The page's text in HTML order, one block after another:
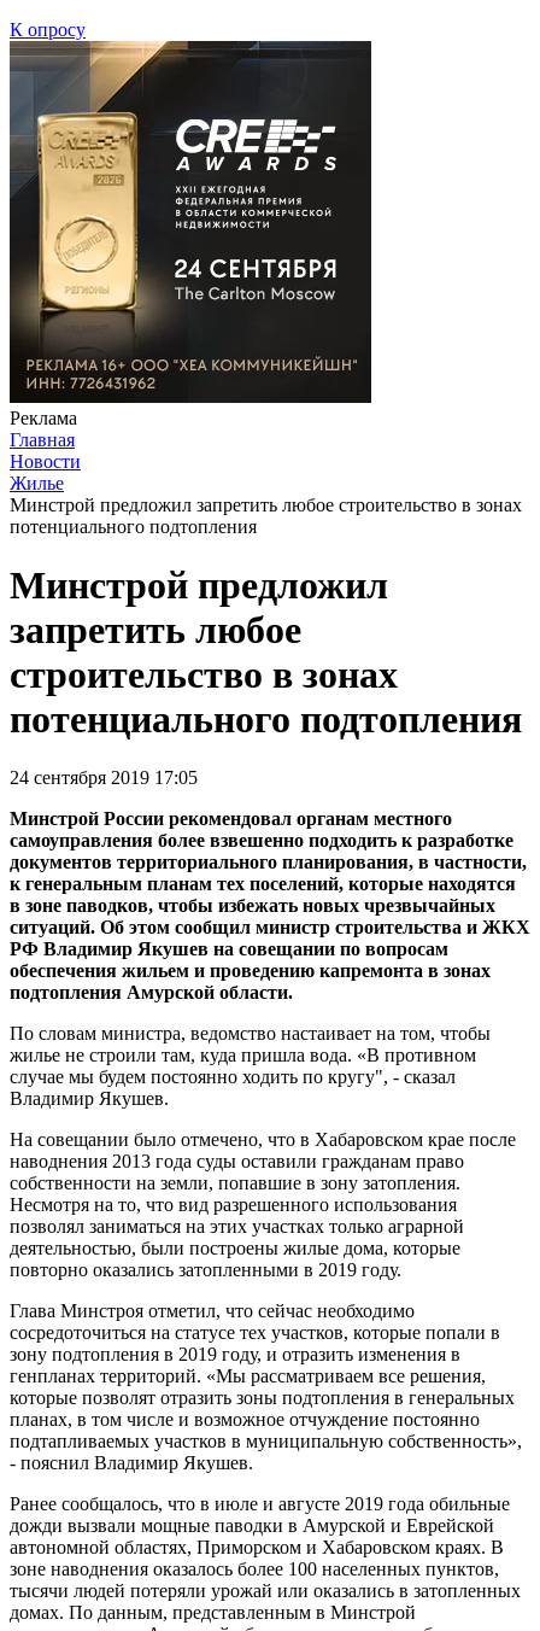
К опросу
Реклама
Главная
Новости
Жилье
Минстрой предложил запретить любое строительство в зонах
потенциального подтопления
Минстрой предложил
запретить любое
строительство в зонах
потенциального подтопления
24 сентября 2019 17:05
Минстрой России рекомендовал органам местного
самоуправления более взвешенно подходить к разработке
документов территориального планирования, в частности,
к генеральным планам тех поселений, которые находятся
в зоне паводков, чтобы избежать новых чрезвычайных
ситуаций. Об этом сообщил министр строительства и ЖКХ
РФ Владимир Якушев на совещании по вопросам
обеспечения жильем и проведению капремонта в зонах
подтопления Амурской области.
По словам министра, ведомство настаивает на том, чтобы
жилье не строили там, куда пришла вода. «В противном
случае мы будем постоянно ходить по кругу", - сказал
Владимир Якушев.
На совещании было отмечено, что в Хабаровском крае после
наводнения 2013 года суды оставили гражданам право
собственности на земли, попавшие в зону затопления.
Несмотря на то, что вид разрешенного использования
позволял заниматься на этих участках только аграрной
деятельностью, были построены жилые дома, которые
повторно оказались затопленными в 2019 году.
Глава Минстроя отметил, что сейчас необходимо
сосредоточиться на статусе тех участков, которые попали в
зону подтопления в 2019 году, и отразить изменения в
генпланах территорий. «Мы рассматриваем все решения,
которые позволят отразить зоны подтопления в генеральных
планах, в том числе и возможное отчуждение постоянно
подтапливаемых участков в муниципальную собственность»,
- пояснил Владимир Якушев.
Ранее сообщалось, что в июле и августе 2019 года обильные
дожди вызвали мощные паводки в Амурской и Еврейской
автономной областях, Приморском и Хабаровском краях. В
зоне наводнения оказалось более 100 населенных пунктов,
тысячи людей потеряли урожай или оказались в затопленных
домах. По данным, представленным в Минстрой